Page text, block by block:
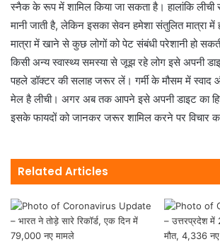
स्नैक के रूप में शामिल किया जा सकता है। हालांकि
मानी जाती है, लेकिन इसका सेवन हमेशा संतुलित मात्रा में
मात्रा में खाने से कुछ लोगों को पेट संबंधी परेशानी हो
किसी अन्य स्वास्थ्य समस्या से जूझ रहे लोग इसे अपनी
पहले डॉक्टर की सलाह जरूर लें। गर्मी के मौसम में स्वाद
मेल है लीची। अगर अब तक आपने इसे अपनी डाइट का
इसके फायदों को जानकर जरूर शामिल करने पर विचार
Related Articles